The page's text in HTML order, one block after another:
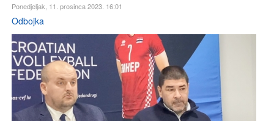
Ponedjeljak, 11. prosinca 2023. 16:01
Odbojka